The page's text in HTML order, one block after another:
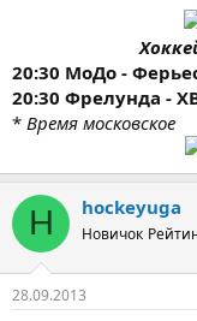
20:30 МоДо -
20:30 Фрелунда -
* Время московское
H hockeyuga
Новичок
28.09.2013